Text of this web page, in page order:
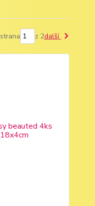
strana z 2další